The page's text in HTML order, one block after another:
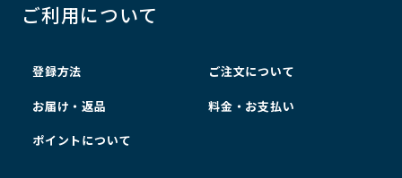
ご利用について
登録方法 ご注文について
お届け・返品 料金・お支払い
ポイントについて